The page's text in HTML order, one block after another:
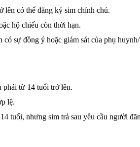
lên có thể đăng ký sim chính chủ.
hộ chiếu còn thời hạn.
sự đồng ý hoặc giám sát của phụ
phải từ 14 tuổi trở lên.
lệ.
tuổi, nhưng sim trả sau yêu cầu người